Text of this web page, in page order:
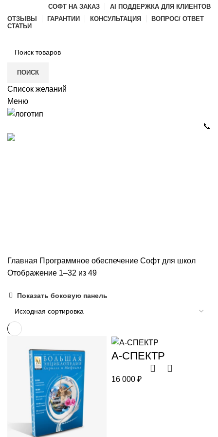
СОФТ НА ЗАКАЗ
AI ПОДДЕРЖКА ДЛЯ КЛИЕНТОВ
ОТЗЫВЫ
ГАРАНТИИ КОНСУЛЬТАЦИЯ
ВОПРОС/ ОТВЕТ
СТАТЬИ
ПОИСК
Список желаний
Меню
📞
Главная Программное обеспечение Софт для школ
Отображение 1–32 из 49
Показать боковую панель
А-СПЕКТР
16 000 ₽